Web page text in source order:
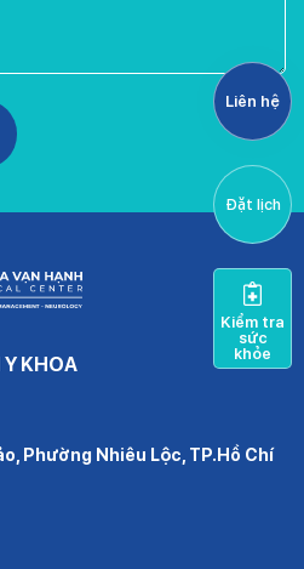
Y KHOA
Phường Nhiêu Lộc, TP.Hồ Chí
Liên hệ
Đặt lịch
Kiểm tra
sức
khỏe